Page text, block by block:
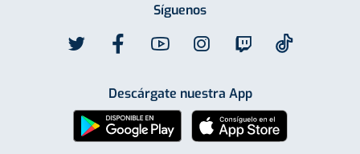
Síguenos
Descárgate nuestra App